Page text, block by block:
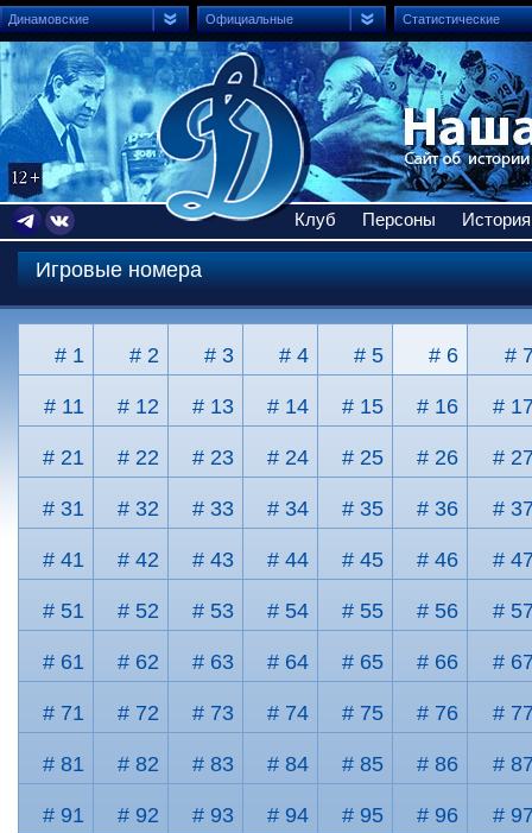
Динамовские Официальные Статистические
Клуб Персоны История
Игровые номера
# 1 # 2 # 3 # 4 # 5 # 6 #
# 11 # 12 # 13 # 14 # 15 # 16 #
# 21 # 22 # 23 # 24 # 25 # 26 #
# 31 # 32 # 33 # 34 # 35 # 36 #
# 41 # 42 # 43 # 44 # 45 # 46 #
# 51 # 52 # 53 # 54 # 55 # 56 #
# 61 # 62 # 63 # 64 # 65 # 66 #
# 71 # 72 # 73 # 74 # 75 # 76 #
# 81 # 82 # 83 # 84 # 85 # 86 #
# 91 # 92 # 93 # 94 # 95 # 96 #